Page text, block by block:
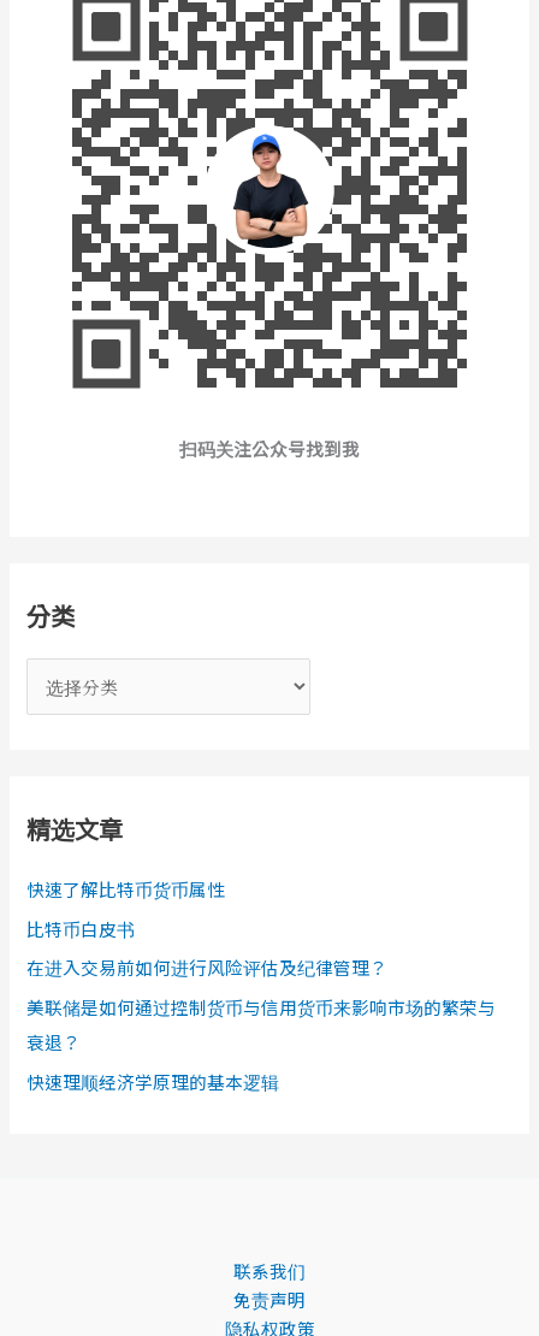
扫码关注公众号找到我
分类
类
精选文章
快速了解比特币货币属性
比特币白皮书
在进入交易前如何进行风险评估及纪律管理？
美联储是如何通过控制货币与信用货币来影响市场的繁荣与
衰退？
快速理顺经济学原理的基本逻辑
联系我们
免责声明
隐私权政策